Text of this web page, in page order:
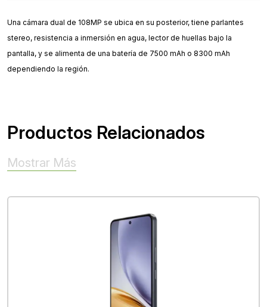
Una cámara dual de 108MP se ubica en su posterior, tiene parlantes
stereo, resistencia a inmersión en agua, lector de huellas bajo la
pantalla, y se alimenta de una batería de 7500 mAh o 8300 mAh
dependiendo la región.
Productos Relacionados
Mostrar Más